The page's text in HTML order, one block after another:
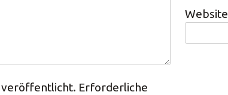
veröffentlicht. Erforderliche
Website